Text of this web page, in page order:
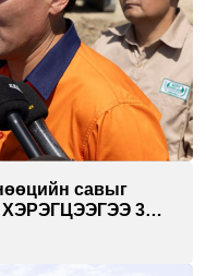
савыг
ХЭРЭГЦЭЭГЭЭ 3